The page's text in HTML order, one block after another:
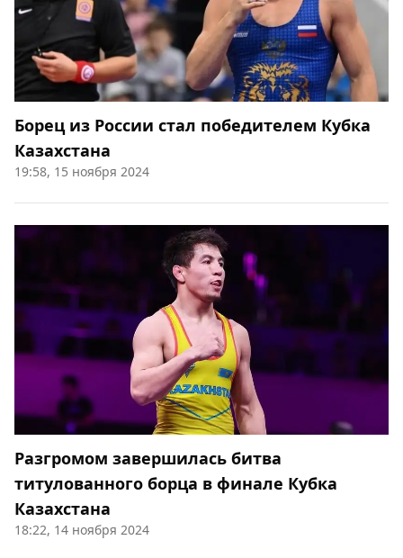
Борец из России стал победителем Кубка
Казахстана
19:58, 15 ноября 2024
Разгромом завершилась битва
титулованного борца в финале Кубка
Казахстана
18:22, 14 ноября 2024